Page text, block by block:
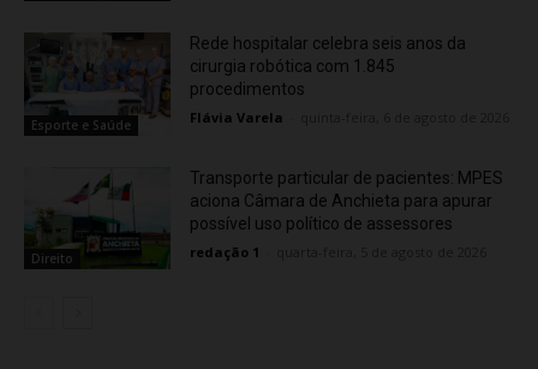
Esporte e Saúde
Rede hospitalar celebra seis anos da
cirurgia robótica com 1.845
procedimentos
Flávia Varela
Direito
Transporte particular de pacientes: MPES
aciona Câmara de Anchieta para apurar
possível uso político de assessores
redação 1